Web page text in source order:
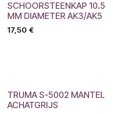
SCHOORSTEENKAP 10.5
MM DIAMETER AK3/AK5
17,50 €
TRUMA S-5002 MANTEL
ACHATGRIJS